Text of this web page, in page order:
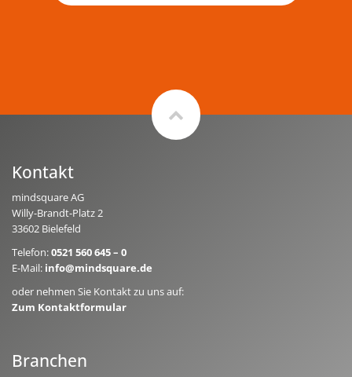
Kontakt
mindsquare AG
Willy-Brandt-Platz 2
33602 Bielefeld
Telefon:0521 560 645 – 0
E-Mail: info@mindsquare.de
oder nehmen Sie Kontakt zu uns auf:
Zum Kontaktformular
Branchen